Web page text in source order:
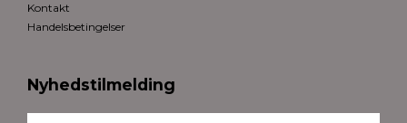
Kontakt
Handelsbetingelser
Nyhedstilmelding